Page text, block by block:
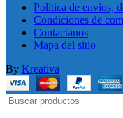
Política de envios,
Condiciones de
Contactanos
Mapa del sitio
By Kreativa